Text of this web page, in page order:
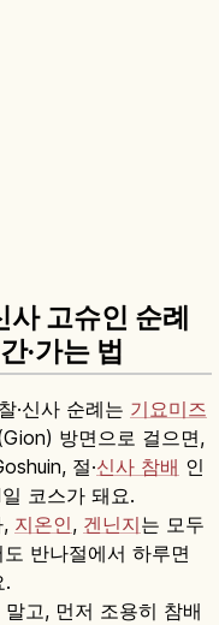
사 고슈인 순례
·가는 법
·신사 순례는 기요미즈
방면으로 걸으면,
절·신사 참배 인
코스가 돼요.
지온인, 겐닌지는 모두
반나절에서 하루면
.
고, 먼저 조용히 참배